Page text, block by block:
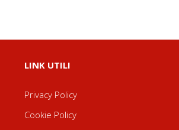
LINK UTILI
Privacy Policy
Cookie Policy